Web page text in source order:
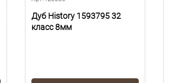
Дуб History 1593795 32
класс 8мм